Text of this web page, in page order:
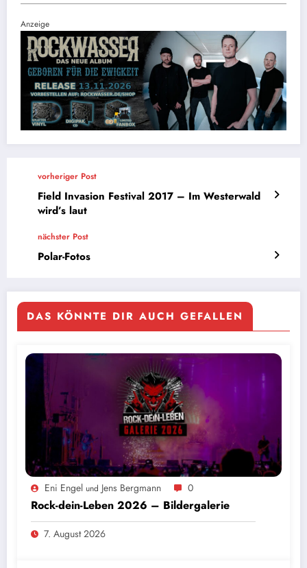
Anzeige
vorheriger Post
Field Invasion Festival 2017 – Im Westerwald
wird’s laut
nächster Post
Polar-Fotos
DAS KÖNNTE DIR AUCH GEFALLEN
Eni Engel und Jens Bergmann 0
Rock-dein-Leben 2026 – Bildergalerie
7. August 2026